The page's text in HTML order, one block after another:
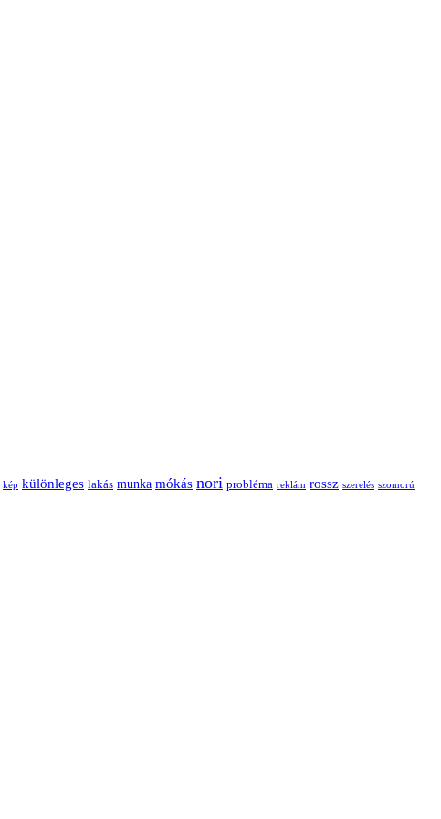
kép különleges lakás munka mókás nori probléma reklám rossz szerelés szomorú